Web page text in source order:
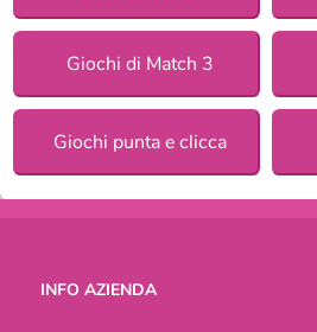
Giochi di Match 3
Giochi punta e clicca
INFO AZIENDA